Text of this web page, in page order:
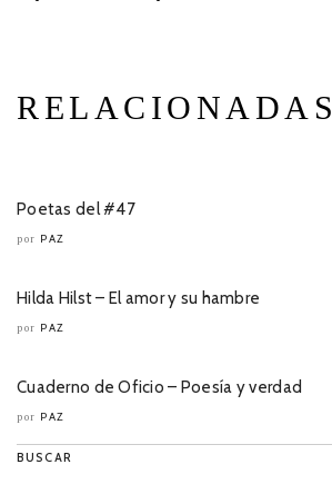
RELACIONADAS
Poetas del #47
por PAZ
Hilda Hilst – El amor y su hambre
por PAZ
Cuaderno de Oficio – Poesía y verdad
por PAZ
BUSCAR